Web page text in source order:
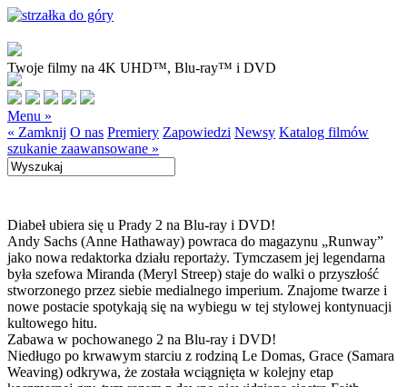
Twoje filmy na 4K UHD™, Blu-ray™ i DVD
Menu »
« Zamknij O nas Premiery Zapowiedzi Newsy Katalog filmów
szukanie zaawansowane »
Diabeł ubiera się u Prady 2 na Blu-ray i DVD!
Andy Sachs (Anne Hathaway) powraca do magazynu „Runway”
jako nowa redaktorka działu reportaży. Tymczasem jej legendarna
była szefowa Miranda (Meryl Streep) staje do walki o przyszłość
stworzonego przez siebie medialnego imperium. Znajome twarze i
nowe postacie spotykają się na wybiegu w tej stylowej kontynuacji
kultowego hitu.
Zabawa w pochowanego 2 na Blu-ray i DVD!
Niedługo po krwawym starciu z rodziną Le Domas, Grace (Samara
Weaving) odkrywa, że została wciągnięta w kolejny etap